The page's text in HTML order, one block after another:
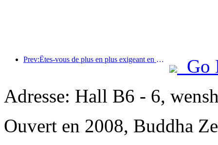
Prev:Êtes-vous de plus en plus exigeant en matière d’hôtels ? Les marques de milieu et haut de gamme « choisissent » toutes les détails
Go
Adresse: Hall B6 - 6,
Ouvert en 2008, Buddha